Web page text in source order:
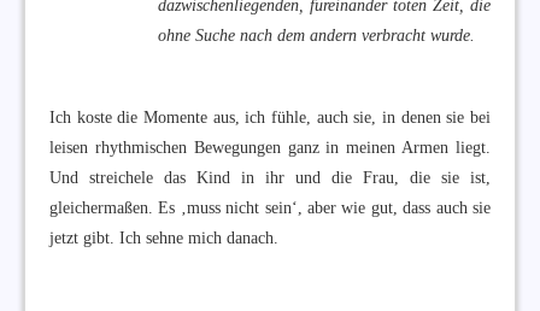
dazwischenliegenden, füreinander toten Zeit, die
ohne Suche nach dem andern verbracht wurde.
Ich koste die Momente aus, ich fühle, auch sie, in denen sie bei
leisen rhythmischen Bewegungen ganz in meinen Armen liegt.
Und streichele das Kind in ihr und die Frau, die sie ist,
gleichermaßen. Es ‚muss nicht sein‘, aber wie gut, dass auch sie
jetzt gibt. Ich sehne mich danach.